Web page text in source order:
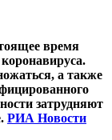
время
а также
затрудняют
РИА Новости